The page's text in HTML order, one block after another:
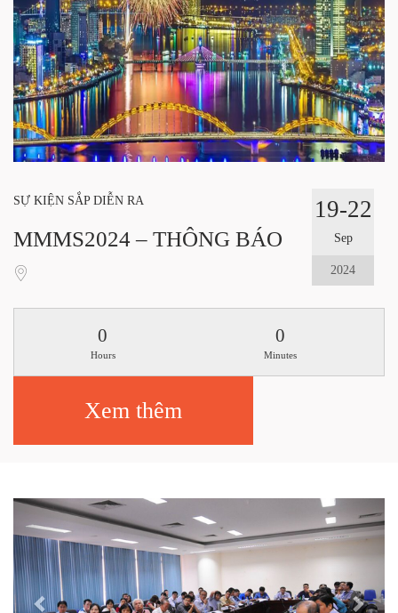
SỰ KIỆN SẮP DIỄN RA
MMMS2024 – THÔNG BÁO
19-22
Sep
2024
0
Hours
0
Minutes
Xem thêm
Previous Next